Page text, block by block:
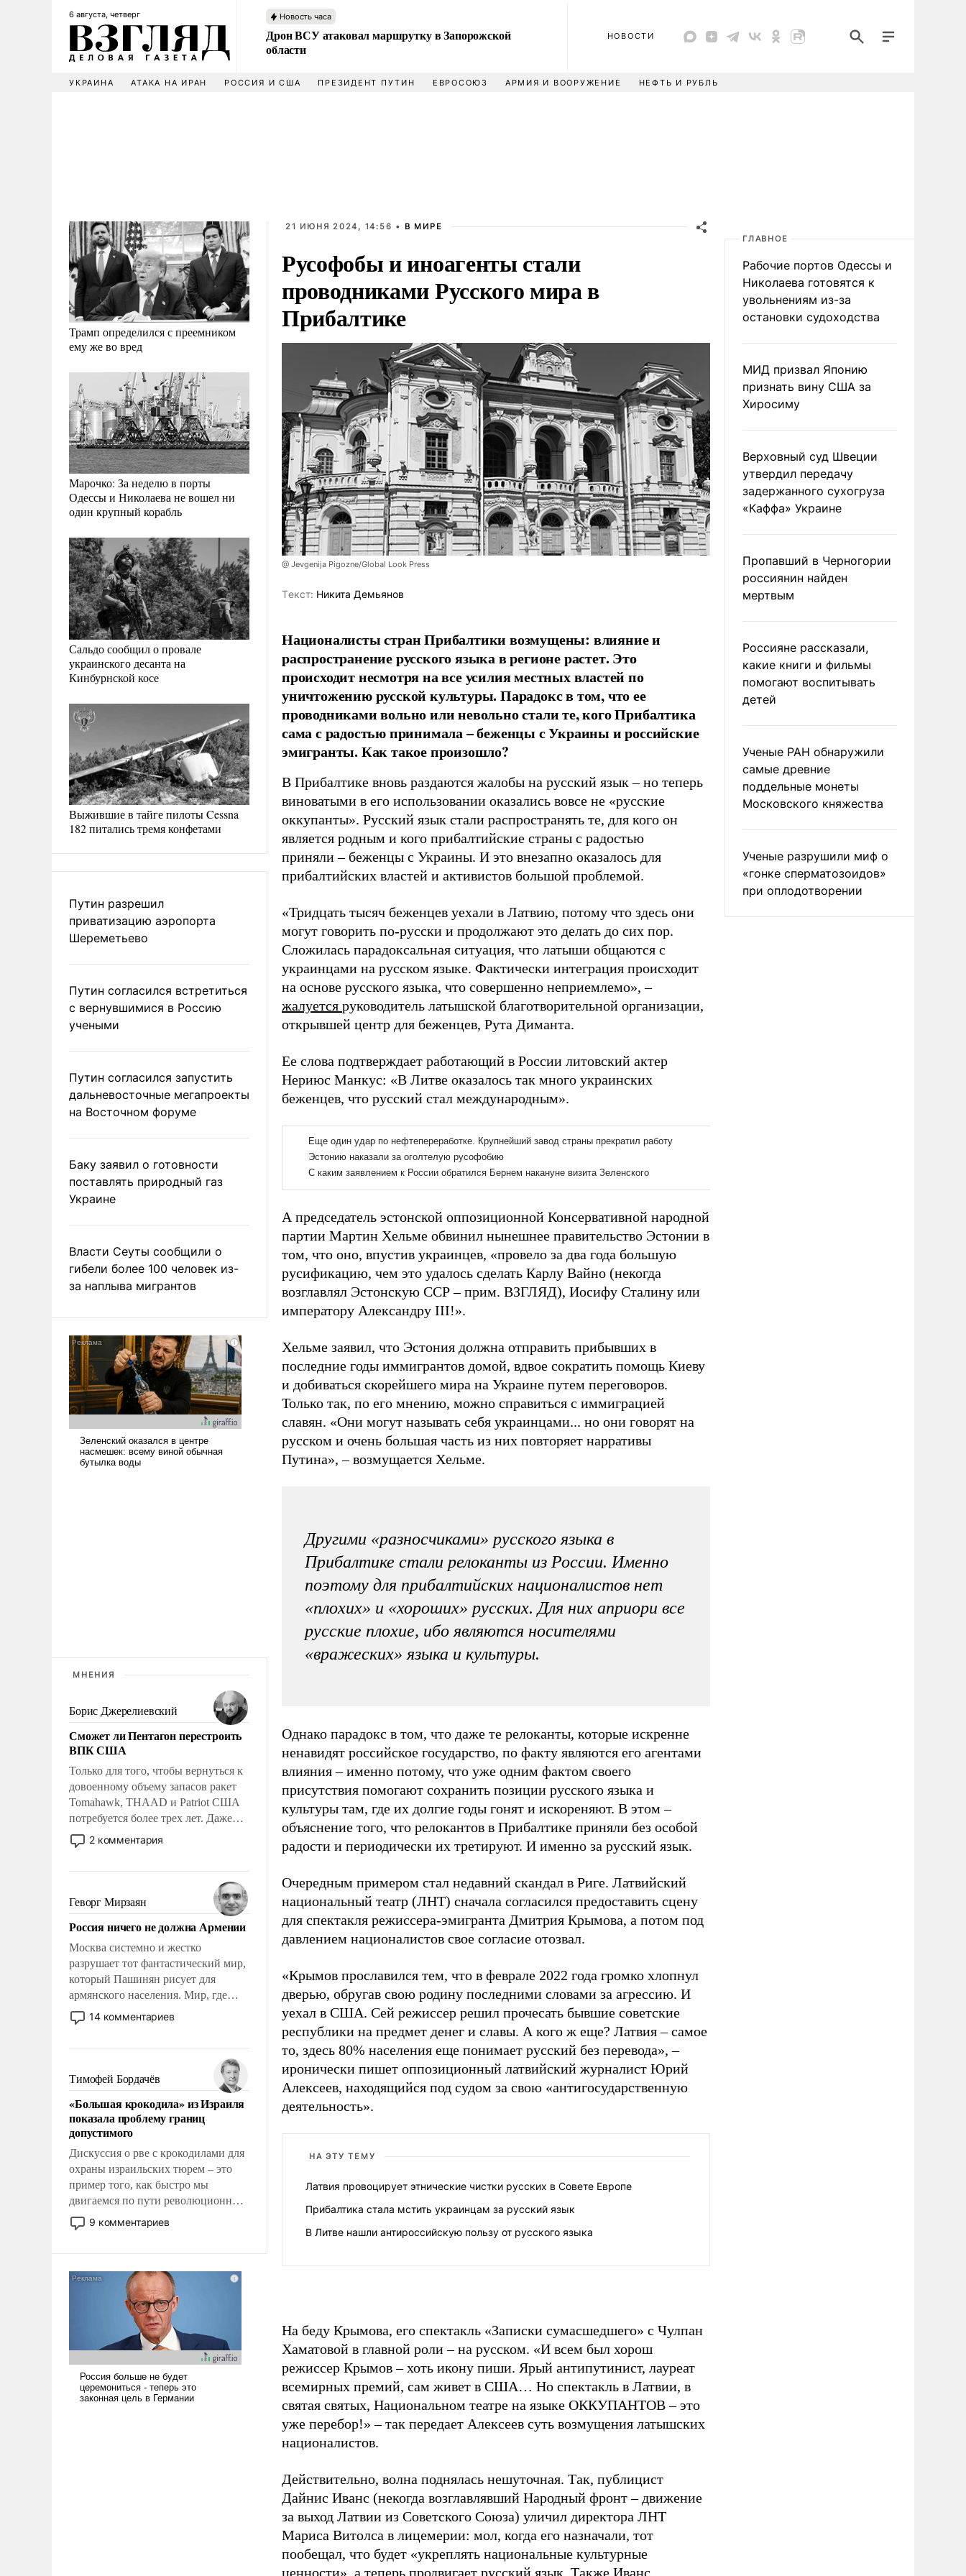
6 августа, четверг Новость часа
Дрон ВСУ атаковал маршрутку в Запорожской
области
НОВОСТИ
УКРАИНА АТАКА НА ИРАН РОССИЯ И США ПРЕЗИДЕНТ ПУТИН ЕВРОСОЮЗ АРМИЯ И ВООРУЖЕНИЕ НЕФТЬ И РУБЛЬ
Трамп определился с преемником
ему же во вред
Марочко: За неделю в порты
Одессы и Николаева не вошел ни
один крупный корабль
Сальдо сообщил о провале
украинского десанта на
Кинбурнской косе
Выжившие в тайге пилоты Cessna
182 питались тремя конфетами
Путин разрешил
приватизацию аэропорта
Шереметьево
Путин согласился встретиться
с вернувшимися в Россию
учеными
Путин согласился запустить
дальневосточные мегапроекты
на Восточном форуме
Баку заявил о готовности
поставлять природный газ
Украине
Власти Сеуты сообщили о
гибели более 100 человек из-
за наплыва мигрантов
МНЕНИЯ
Борис Джерелиевский
Сможет ли Пентагон перестроить
ВПК США
Только для того, чтобы вернуться к
довоенному объему запасов ракет
Tomahawk, THAAD и Patriot США
потребуется более трех лет. Даже
небольшая война с Ираном
опустошила американские
уязвимости США, например, перед
Китаем.
2 комментария
Геворг Мирзаян
Россия ничего не должна Армении
Москва системно и жестко
разрушает тот фантастический мир,
который Пашинян рисует для
армянского населения. Мир, где
этому населению все должны
просто по определению, где его
беспрекословно оплачиваться за
счет российских
налогоплательщиков и где за свои
поступки не нужно отвечать.
14 комментариев
Тимофей Бордачёв
«Большая крокодила» из Израиля
показала проблему границ
допустимого
Дискуссия о рве с крокодилами для
охраны израильских тюрем – это
пример того, как быстро мы
двигаемся по пути революционных
изменений. То, что несколько лет
назад было образом для
9 комментариев
21 ИЮНЯ 2024, 14:56 • В МИРЕ
Русофобы и иноагенты стали
проводниками Русского мира в
Прибалтике
@ Jevgenija Pigozne/Global Look Press
Tекст: Никита Демьянов
Националисты стран Прибалтики возмущены: влияние и
распространение русского языка в регионе растет. Это
происходит несмотря на все усилия местных властей по
уничтожению русской культуры. Парадокс в том, что ее
проводниками вольно или невольно стали те, кого Прибалтика
сама с радостью принимала – беженцы с Украины и российские
эмигранты. Как такое произошло?
В Прибалтике вновь раздаются жалобы на русский язык – но теперь
виноватыми в его использовании оказались вовсе не «русские
оккупанты». Русский язык стали распространять те, для кого он
является родным и кого прибалтийские страны с радостью
приняли – беженцы с Украины. И это внезапно оказалось для
прибалтийских властей и активистов большой проблемой.
«Тридцать тысяч беженцев уехали в Латвию, потому что здесь они
могут говорить по-русски и продолжают это делать до сих пор.
Сложилась парадоксальная ситуация, что латыши общаются с
украинцами на русском языке. Фактически интеграция происходит
на основе русского языка, что совершенно неприемлемо», –
жалуется руководитель латышской благотворительной организации,
открывшей центр для беженцев, Рута Диманта.
Ее слова подтверждает работающий в России литовский актер
Нериюс Манкус: «В Литве оказалось так много украинских
беженцев, что русский стал международным».
А председатель эстонской оппозиционной Консервативной народной
партии Мартин Хельме обвинил нынешнее правительство Эстонии в
том, что оно, впустив украинцев, «провело за два года большую
русификацию, чем это удалось сделать Карлу Вайно (некогда
возглавлял Эстонскую ССР – прим. ВЗГЛЯД), Иосифу Сталину или
императору Александру III!».
Хельме заявил, что Эстония должна отправить прибывших в
последние годы иммигрантов домой, вдвое сократить помощь Киеву
и добиваться скорейшего мира на Украине путем переговоров.
Только так, по его мнению, можно справиться с иммиграцией
славян. «Они могут называть себя украинцами... но они говорят на
русском и очень большая часть из них повторяет нарративы
Путина», – возмущается Хельме.
Другими «разносчиками» русского языка в
Прибалтике стали релоканты из России. Именно
поэтому для прибалтийских националистов нет
«плохих» и «хороших» русских. Для них априори все
русские плохие, ибо являются носителями
«вражеских» языка и культуры.
Однако парадокс в том, что даже те релоканты, которые искренне
ненавидят российское государство, по факту являются его агентами
влияния – именно потому, что уже одним фактом своего
присутствия помогают сохранить позиции русского языка и
культуры там, где их долгие годы гонят и искореняют. В этом –
объяснение того, что релокантов в Прибалтике приняли без особой
радости и периодически их третируют. И именно за русский язык.
Очередным примером стал недавний скандал в Риге. Латвийский
национальный театр (ЛНТ) сначала согласился предоставить сцену
для спектакля режиссера-эмигранта Дмитрия Крымова, а потом под
давлением националистов свое согласие отозвал.
«Крымов прославился тем, что в феврале 2022 года громко хлопнул
дверью, обругав свою родину последними словами за агрессию. И
уехал в США. Сей режиссер решил прочесать бывшие советские
республики на предмет денег и славы. А кого ж еще? Латвия – самое
то, здесь 80% населения еще понимает русский без перевода», –
иронически пишет оппозиционный латвийский журналист Юрий
Алексеев, находящийся под судом за свою «антигосударственную
деятельность».
НА ЭТУ ТЕМУ
Латвия провоцирует этнические чистки русских в Совете Европе
Прибалтика стала мстить украинцам за русский язык
В Литве нашли антироссийскую пользу от русского языка
На беду Крымова, его спектакль «Записки сумасшедшего» с Чулпан
Хаматовой в главной роли – на русском. «И всем был хорош
режиссер Крымов – хоть икону пиши. Ярый антипутинист, лауреат
всемирных премий, сам живет в США… Но спектакль в Латвии, в
святая святых, Национальном театре на языке ОККУПАНТОВ – это
уже перебор!» – так передает Алексеев суть возмущения латышских
националистов.
Действительно, волна поднялась нешуточная. Так, публицист
Дайнис Иванс (некогда возглавлявший Народный фронт – движение
за выход Латвии из Советского Союза) уличил директора ЛНТ
Мариса Витолса в лицемерии: мол, когда его назначали, тот
пообещал, что будет «укреплять национальные культурные
ценности», а теперь продвигает русский язык. Также Иванс
ГЛАВНОЕ
Рабочие портов Одессы и
Николаева готовятся к
увольнениям из-за
остановки судоходства
МИД призвал Японию
признать вину США за
Хиросиму
Верховный суд Швеции
утвердил передачу
задержанного сухогруза
«Каффа» Украине
Пропавший в Черногории
россиянин найден
мертвым
Россияне рассказали,
какие книги и фильмы
помогают воспитывать
детей
Ученые РАН обнаружили
самые древние
поддельные монеты
Московского княжества
Ученые разрушили миф о
«гонке сперматозоидов»
при оплодотворении